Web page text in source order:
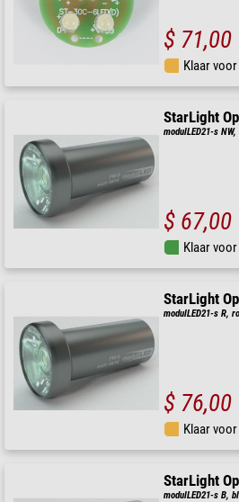
$ 71,00
Klaar
StarLight
modulLED21-s
$ 67,00
Klaar
StarLight
modulLED21-s R,
$ 76,00
Klaar
StarLight
modulLED21-s B,